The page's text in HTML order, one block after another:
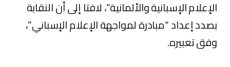
الإعلام الإسبانية والألمانية”، لافتا إلى أن النقابة
بصدد إعداد “مبادرة لمواجهة الإعلام الإسباني”،
وفق تعبيره.